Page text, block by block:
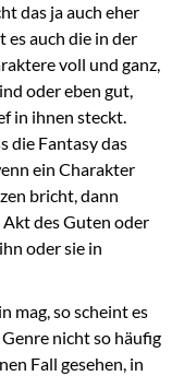
das ja auch eher
auch die in der
voll und ganz,
oder eben gut,
in ihnen steckt.
die Fantasy das
ein Charakter
bricht, dann
des Guten oder
oder sie in
mag, so scheint es
nicht so häufig
Fall gesehen, in